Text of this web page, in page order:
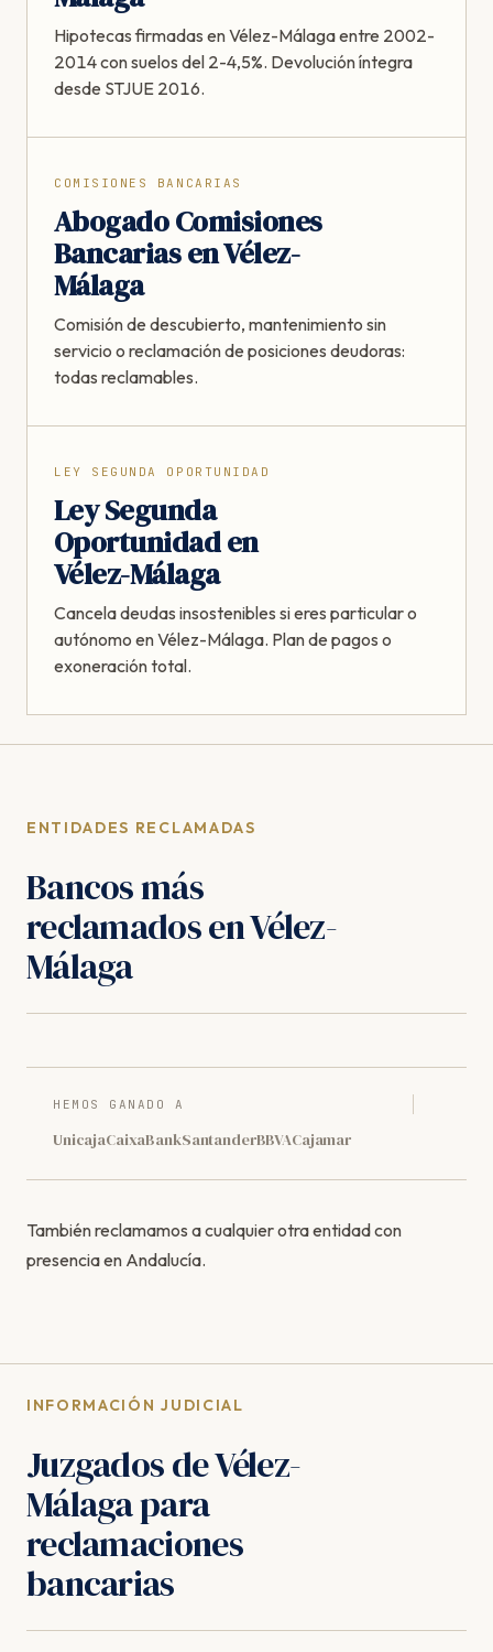
Hipotecas firmadas en Vélez-Málaga entre 2002-
2014 con suelos del 2-4,5%. Devolución íntegra
desde STJUE 2016.
COMISIONES BANCARIAS
Abogado Comisiones
Bancarias en Vélez-
Málaga
Comisión de descubierto, mantenimiento sin
servicio o reclamación de posiciones deudoras:
todas reclamables.
LEY SEGUNDA OPORTUNIDAD
Ley Segunda
Oportunidad en
Vélez-Málaga
Cancela deudas insostenibles si eres particular o
autónomo en Vélez-Málaga. Plan de pagos o
exoneración total.
ENTIDADES RECLAMADAS
Bancos más
reclamados en Vélez-
Málaga
HEMOS GANADO A
UnicajaCaixaBankSantanderBBVACajamar
También reclamamos a cualquier otra entidad con
presencia en Andalucía.
INFORMACIÓN JUDICIAL
Juzgados de Vélez-
Málaga para
reclamaciones
bancarias